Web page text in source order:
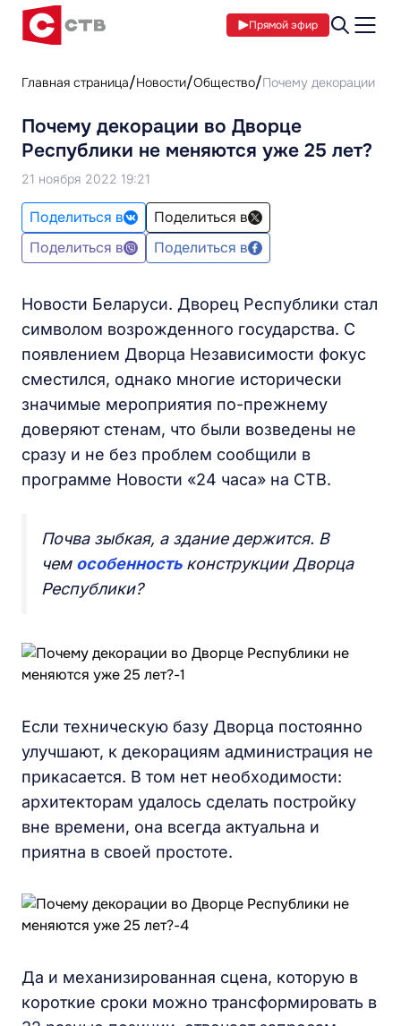
Прямой эфир
Главная страница Новости Общество Почему декорации во
Почему декорации во Дворце
Республики не меняются уже 25 лет?
21 ноября 2022 19:21
Поделиться в
Поделиться в
Поделиться в
Поделиться в
Новости Беларуси. Дворец Республики стал
символом возрожденного государства. С
появлением Дворца Независимости фокус
сместился, однако многие исторически
значимые мероприятия по-прежнему
доверяют стенам, что были возведены не
сразу и не без проблем сообщили в
программе Новости «24 часа» на СТВ.
Почва зыбкая, а здание держится. В
чем особенность конструкции Дворца
Республики?
Если техническую базу Дворца постоянно
улучшают, к декорациям администрация не
прикасается. В том нет необходимости:
архитекторам удалось сделать постройку
вне времени, она всегда актуальна и
приятна в своей простоте.
Да и механизированная сцена, которую в
короткие сроки можно трансформировать в